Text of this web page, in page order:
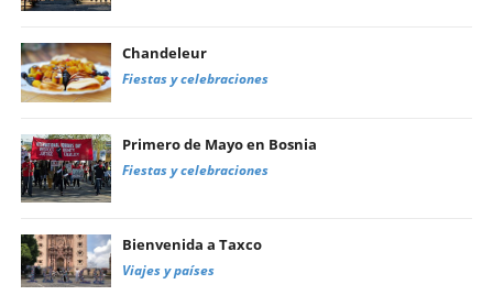
Chandeleur
Fiestas y celebraciones
Primero de Mayo en Bosnia
Fiestas y celebraciones
Bienvenida a Taxco
Viajes y países